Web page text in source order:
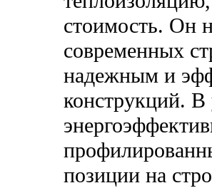
стоимость. Он
современных
надежным и
конструкций. В
позиции на